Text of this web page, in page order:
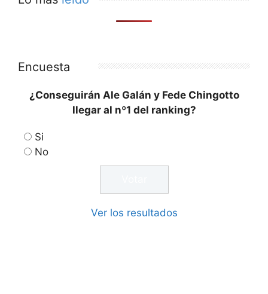
Encuesta
¿Conseguirán Ale Galán y Fede Chingotto
llegar al nº1 del ranking?
Si
No
Ver los resultados